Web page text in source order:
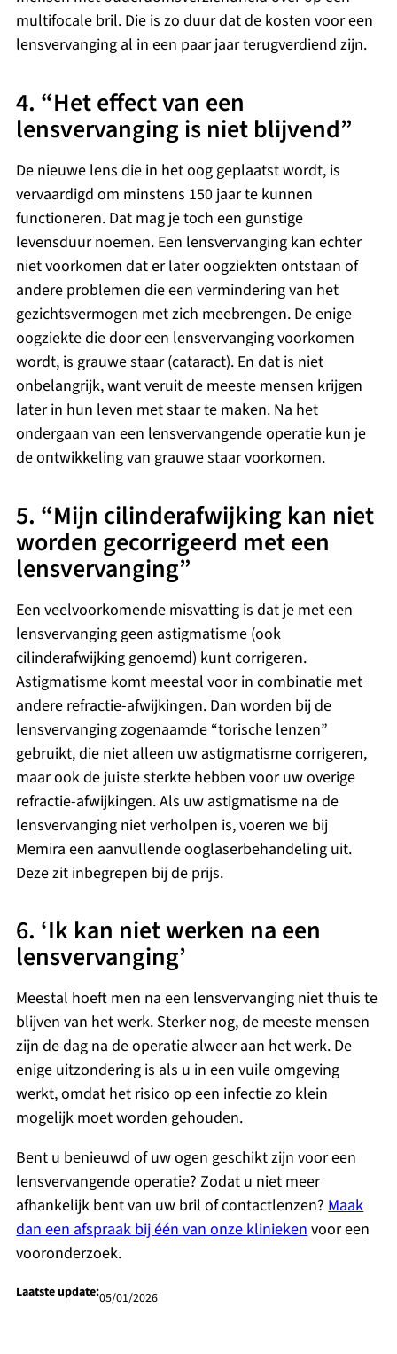
multifocale bril. Die is zo duur dat de kosten voor een
lensvervanging al in een paar jaar terugverdiend zijn.
4. “Het effect van een
lensvervanging is niet blijvend”
De nieuwe lens die in het oog geplaatst wordt, is
vervaardigd om minstens 150 jaar te kunnen
functioneren. Dat mag je toch een gunstige
levensduur noemen. Een lensvervanging kan echter
niet voorkomen dat er later oogziekten ontstaan of
andere problemen die een vermindering van het
gezichtsvermogen met zich meebrengen. De enige
oogziekte die door een lensvervanging voorkomen
wordt, is grauwe staar (cataract). En dat is niet
onbelangrijk, want veruit de meeste mensen krijgen
later in hun leven met staar te maken. Na het
ondergaan van een lensvervangende operatie kun je
de ontwikkeling van grauwe staar voorkomen.
5. “Mijn cilinderafwijking kan niet
worden gecorrigeerd met een
lensvervanging”
Een veelvoorkomende misvatting is dat je met een
lensvervanging geen astigmatisme (ook
cilinderafwijking genoemd) kunt corrigeren.
Astigmatisme komt meestal voor in combinatie met
andere refractie-afwijkingen. Dan worden bij de
lensvervanging zogenaamde “torische lenzen”
gebruikt, die niet alleen uw astigmatisme corrigeren,
maar ook de juiste sterkte hebben voor uw overige
refractie-afwijkingen. Als uw astigmatisme na de
lensvervanging niet verholpen is, voeren we bij
Memira een aanvullende ooglaserbehandeling uit.
Deze zit inbegrepen bij de prijs.
6. ‘Ik kan niet werken na een
lensvervanging’
Meestal hoeft men na een lensvervanging niet thuis te
blijven van het werk. Sterker nog, de meeste mensen
zijn de dag na de operatie alweer aan het werk. De
enige uitzondering is als u in een vuile omgeving
werkt, omdat het risico op een infectie zo klein
mogelijk moet worden gehouden.
Bent u benieuwd of uw ogen geschikt zijn voor een
lensvervangende operatie? Zodat u niet meer
afhankelijk bent van uw bril of contactlenzen?Maak
dan een afspraak bij één van onze kliniekenvoor een
vooronderzoek.
Laatste update:05/01/2026